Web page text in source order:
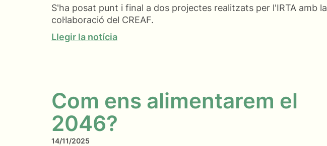
S'ha posat punt i final a dos projectes realitzats per l'IRTA amb la
col·laboració del CREAF.
Llegir la notícia
Com ens alimentarem el
2046?
14/11/2025